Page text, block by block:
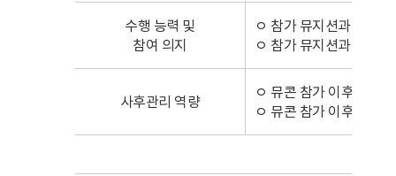
수행 능력 및
참여 의지
ㅇ 참가 뮤지션과 기획
ㅇ 참가 뮤지션과 기획
사후관리 역량
ㅇ 뮤콘 참가 이후 해외
ㅇ 뮤콘 참가 이후 해외